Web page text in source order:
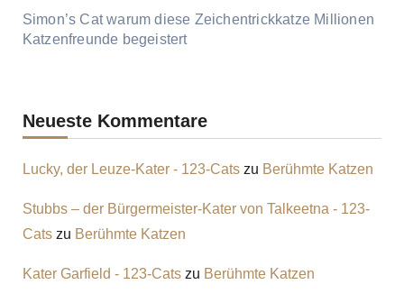
Simon’s Cat warum diese Zeichentrickkatze Millionen
Katzenfreunde begeistert
Neueste Kommentare
Lucky, der Leuze-Kater - 123-Catszu Berühmte Katzen
Stubbs – der Bürgermeister-Kater von Talkeetna - 123-
Catszu Berühmte Katzen
Kater Garfield - 123-Catszu Berühmte Katzen